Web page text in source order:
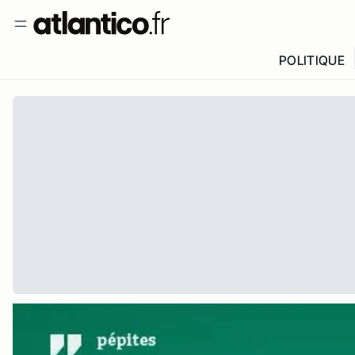
POLITIQUE